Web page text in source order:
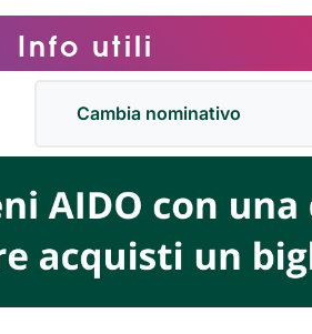
Info utili
Cambia nominativo